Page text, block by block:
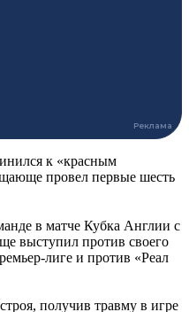
к «красным
провел первые шесть
в матче Кубка Англии с
выступил против своего
лиге и против «Реал
получив травму в игре